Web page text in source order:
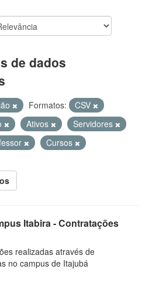
de dados
Formatos:
CSV
Ativos
Servidores
Cursos
Itabira - Contratações
realizadas através de
no campus de Itajubá